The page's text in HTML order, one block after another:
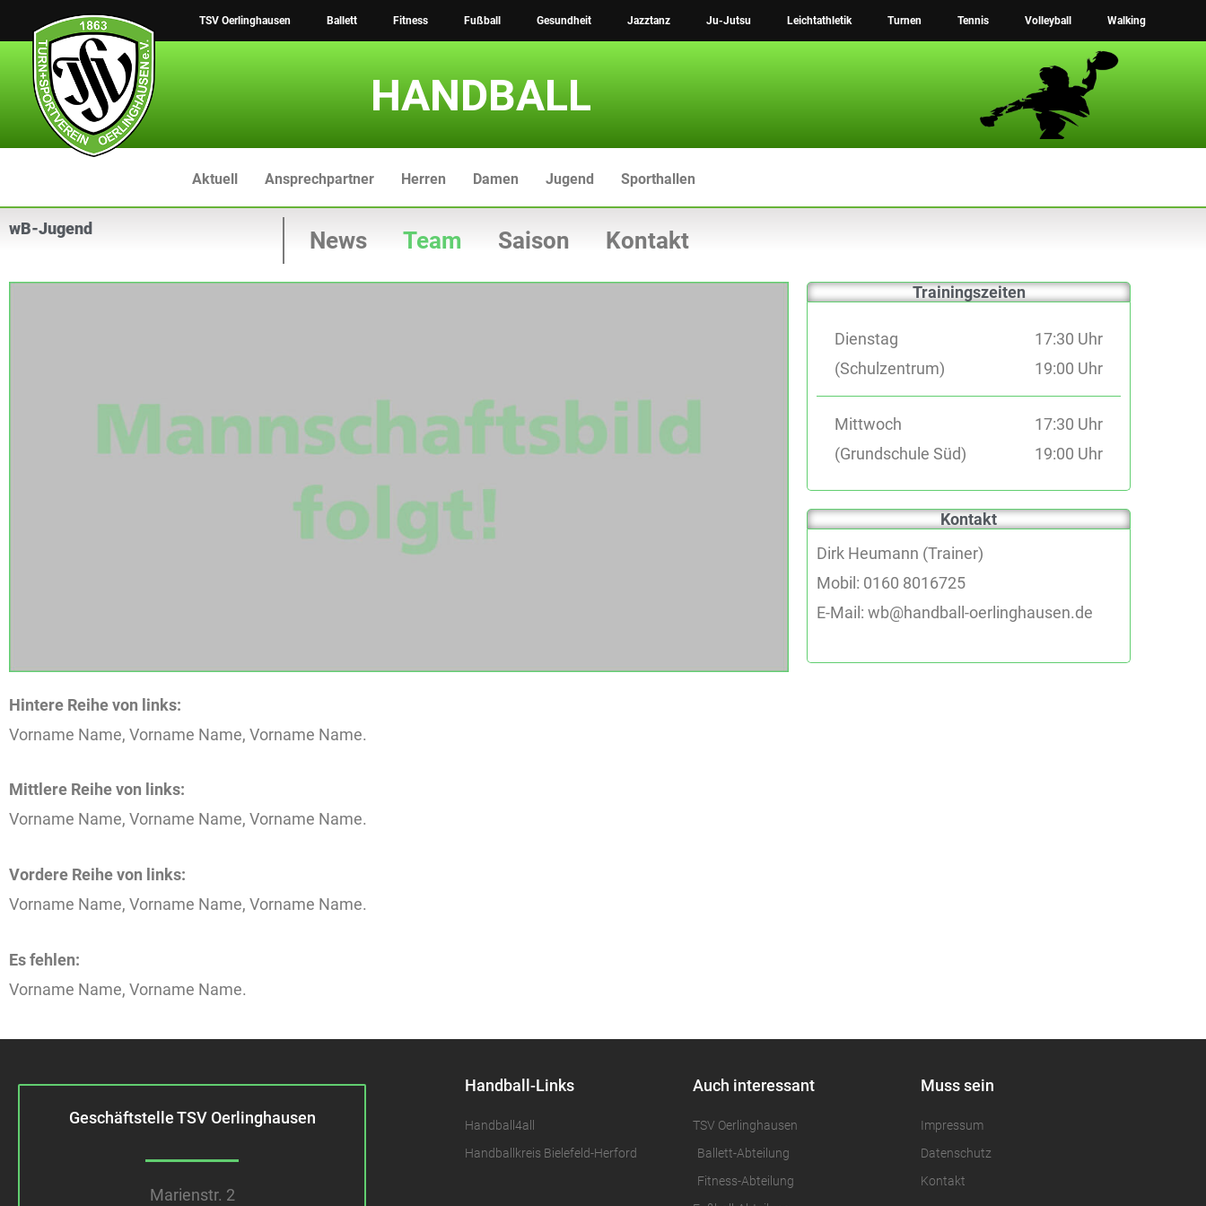
Inhalt
springen
TSV Oerlinghausen Ballett Fitness Fußball Gesundheit Jazztanz Ju-Jutsu Leichtathletik Turnen Tennis Volleyball Walking
HANDBALL
Aktuell Ansprechpartner Herren Damen Jugend Sporthallen
wB-Jugend News Team Saison Kontakt
Hintere Reihe von links:
Vorname Name, Vorname Name, Vorname Name.
Mittlere Reihe von links:
Vorname Name, Vorname Name, Vorname Name.
Vordere Reihe von links:
Vorname Name, Vorname Name, Vorname Name.
Es fehlen:
Vorname Name, Vorname Name.
Trainingszeiten
Dienstag
(Schulzentrum)
17:30 Uhr
19:00 Uhr
Mittwoch
(Grundschule Süd)
17:30 Uhr
19:00 Uhr
Kontakt
Dirk Heumann (Trainer)
Mobil: 0160 8016725
E-Mail: wb@handball-oerlinghausen.de
Geschäftstelle TSV Oerlinghausen
Marienstr. 2
Handball-Links
Handball4all
Handballkreis Bielefeld-Herford
Auch interessant
TSV Oerlinghausen
Ballett-Abteilung
Fitness-Abteilung
Muss sein
Impressum
Datenschutz
Kontakt